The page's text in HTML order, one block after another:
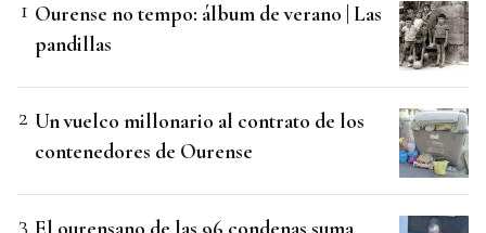
Ourense no tempo: álbum de verano | Las
pandillas
Un vuelco millonario al contrato de los
contenedores de Ourense